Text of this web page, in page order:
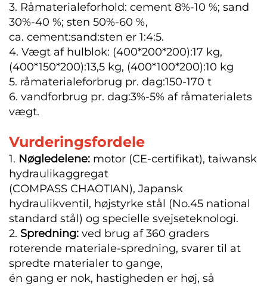
3. Råmaterialeforhold: cement 8%-10 %; sand
30%-40 %; sten 50%-60 %,
ca. cement:sand:sten er 1:4:5.
4. Vægt af hulblok: (400*200*200):17 kg,
(400*150*200):13,5 kg, (400*100*200):10 kg
5. råmaterialeforbrug pr. dag:150-170 t
6. vandforbrug pr. dag:3%-5% af råmaterialets
vægt.
Vurderingsfordele
1. Nøgledelene: motor (CE-certifikat), taiwansk
hydraulikaggregat
(COMPASS CHAOTIAN), Japansk
hydraulikventil, højstyrke stål (No.45 national
standard stål) og specielle svejseteknologi.
2. Spredning: ved brug af 360 graders
roterende materiale-spredning, svarer til at
spredte materialer to gange,
én gang er nok, hastigheden er høj, så